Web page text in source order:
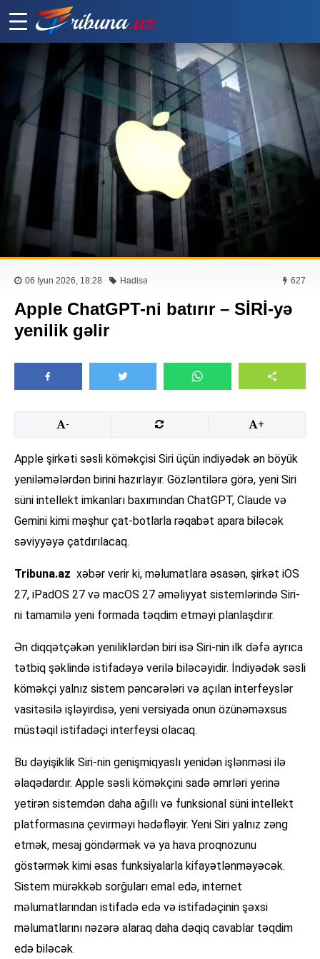
06 İyun 2026, 18:28 Hadisə 627
Apple ChatGPT-ni batırır – SİRİ-yə
yenilik gəlir
- +
Apple şirkəti səsli köməkçisi Siri üçün indiyədək ən böyük
yeniləmələrdən birini hazırlayır. Gözləntilərə görə, yeni Siri
süni intellekt imkanları baxımından ChatGPT, Claude və
Gemini kimi məşhur çat-botlarla rəqabət apara biləcək
səviyyəyə çatdırılacaq.
Tribuna.az xəbər verir ki, məlumatlara əsasən, şirkət iOS
27, iPadOS 27 və macOS 27 əməliyyat sistemlərində Siri-
ni tamamilə yeni formada təqdim etməyi planlaşdırır.
Ən diqqətçəkən yeniliklərdən biri isə Siri-nin ilk dəfə ayrıca
tətbiq şəklində istifadəyə verilə biləcəyidir. İndiyədək səsli
köməkçi yalnız sistem pəncərələri və açılan interfeyslər
vasitəsilə işləyirdisə, yeni versiyada onun özünəməxsus
müstəqil istifadəçi interfeysi olacaq.
Bu dəyişiklik Siri-nin genişmiqyaslı yenidən işlənməsi ilə
əlaqədardır. Apple səsli köməkçini sadə əmrləri yerinə
yetirən sistemdən daha ağıllı və funksional süni intellekt
platformasına çevirməyi hədəfləyir. Yeni Siri yalnız zəng
etmək, mesaj göndərmək və ya hava proqnozunu
göstərmək kimi əsas funksiyalarla kifayətlənməyəcək.
Sistem mürəkkəb sorğuları emal edə, internet
məlumatlarından istifadə edə və istifadəçinin şəxsi
məlumatlarını nəzərə alaraq daha dəqiq cavablar təqdim
edə biləcək.